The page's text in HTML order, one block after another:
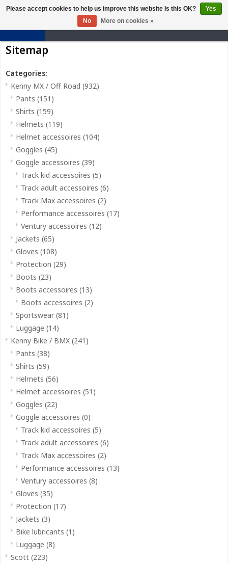
0
Sitemap
Categories:
Kenny MX / Off Road (932)
Pants (151)
Shirts (159)
Helmets (119)
Helmet accessoires (104)
Goggles (45)
Goggle accessoires (39)
Track kid accessoires (5)
Track adult accessoires (6)
Track Max accessoires (2)
Performance accessoires (17)
Ventury accessoires (12)
Jackets (65)
Gloves (108)
Protection (29)
Boots (23)
Boots accessoires (13)
Boots accessoires (2)
Sportswear (81)
Luggage (14)
Kenny Bike / BMX (241)
Pants (38)
Shirts (59)
Helmets (56)
Helmet accessoires (51)
Goggles (22)
Goggle accessoires (0)
Track kid accessoires (5)
Track adult accessoires (6)
Track Max accessoires (2)
Performance accessoires (13)
Ventury accessoires (8)
Gloves (35)
Protection (17)
Jackets (3)
Bike lubricants (1)
Luggage (8)
Scott (223)
Please accept cookies to help us improve this website Is this OK?
Yes
No
More on cookies »